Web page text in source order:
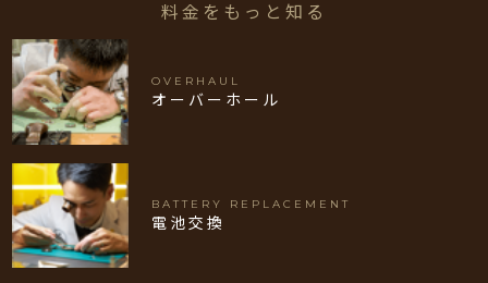
料金をもっと知る
OVERHAUL
オーバーホール
BATTERY REPLACEMENT
電池交換